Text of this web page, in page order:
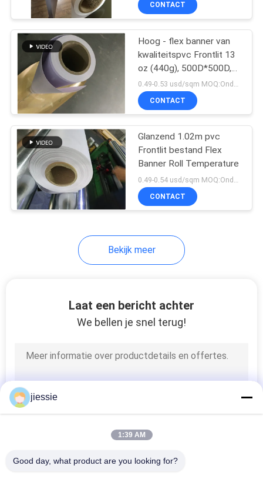
CONTACT
Hoog - flex banner van
kwaliteitspvc Frontlit 13
oz (440g), 500D*500D,
9*9 voor digitale druk
0.49-0.53 usd/sqm MOQ:Onder 2m breedte, elke grootte 40 rolt broodjes, meer dan 2m breedte, elke grootte 20
CONTACT
Glanzend 1.02m pvc
Frontlit bestand Flex
Banner Roll Temperature
0.49-0.54 usd/sqm MOQ:Onder 2m breedte, elke grootte 40 rolt broodjes, meer dan 2m breedte, elke grootte 20
CONTACT
Bekijk meer
Laat een bericht achter
We bellen je snel terug!
jiessie
1:39 AM
Good day, what product are you looking for?